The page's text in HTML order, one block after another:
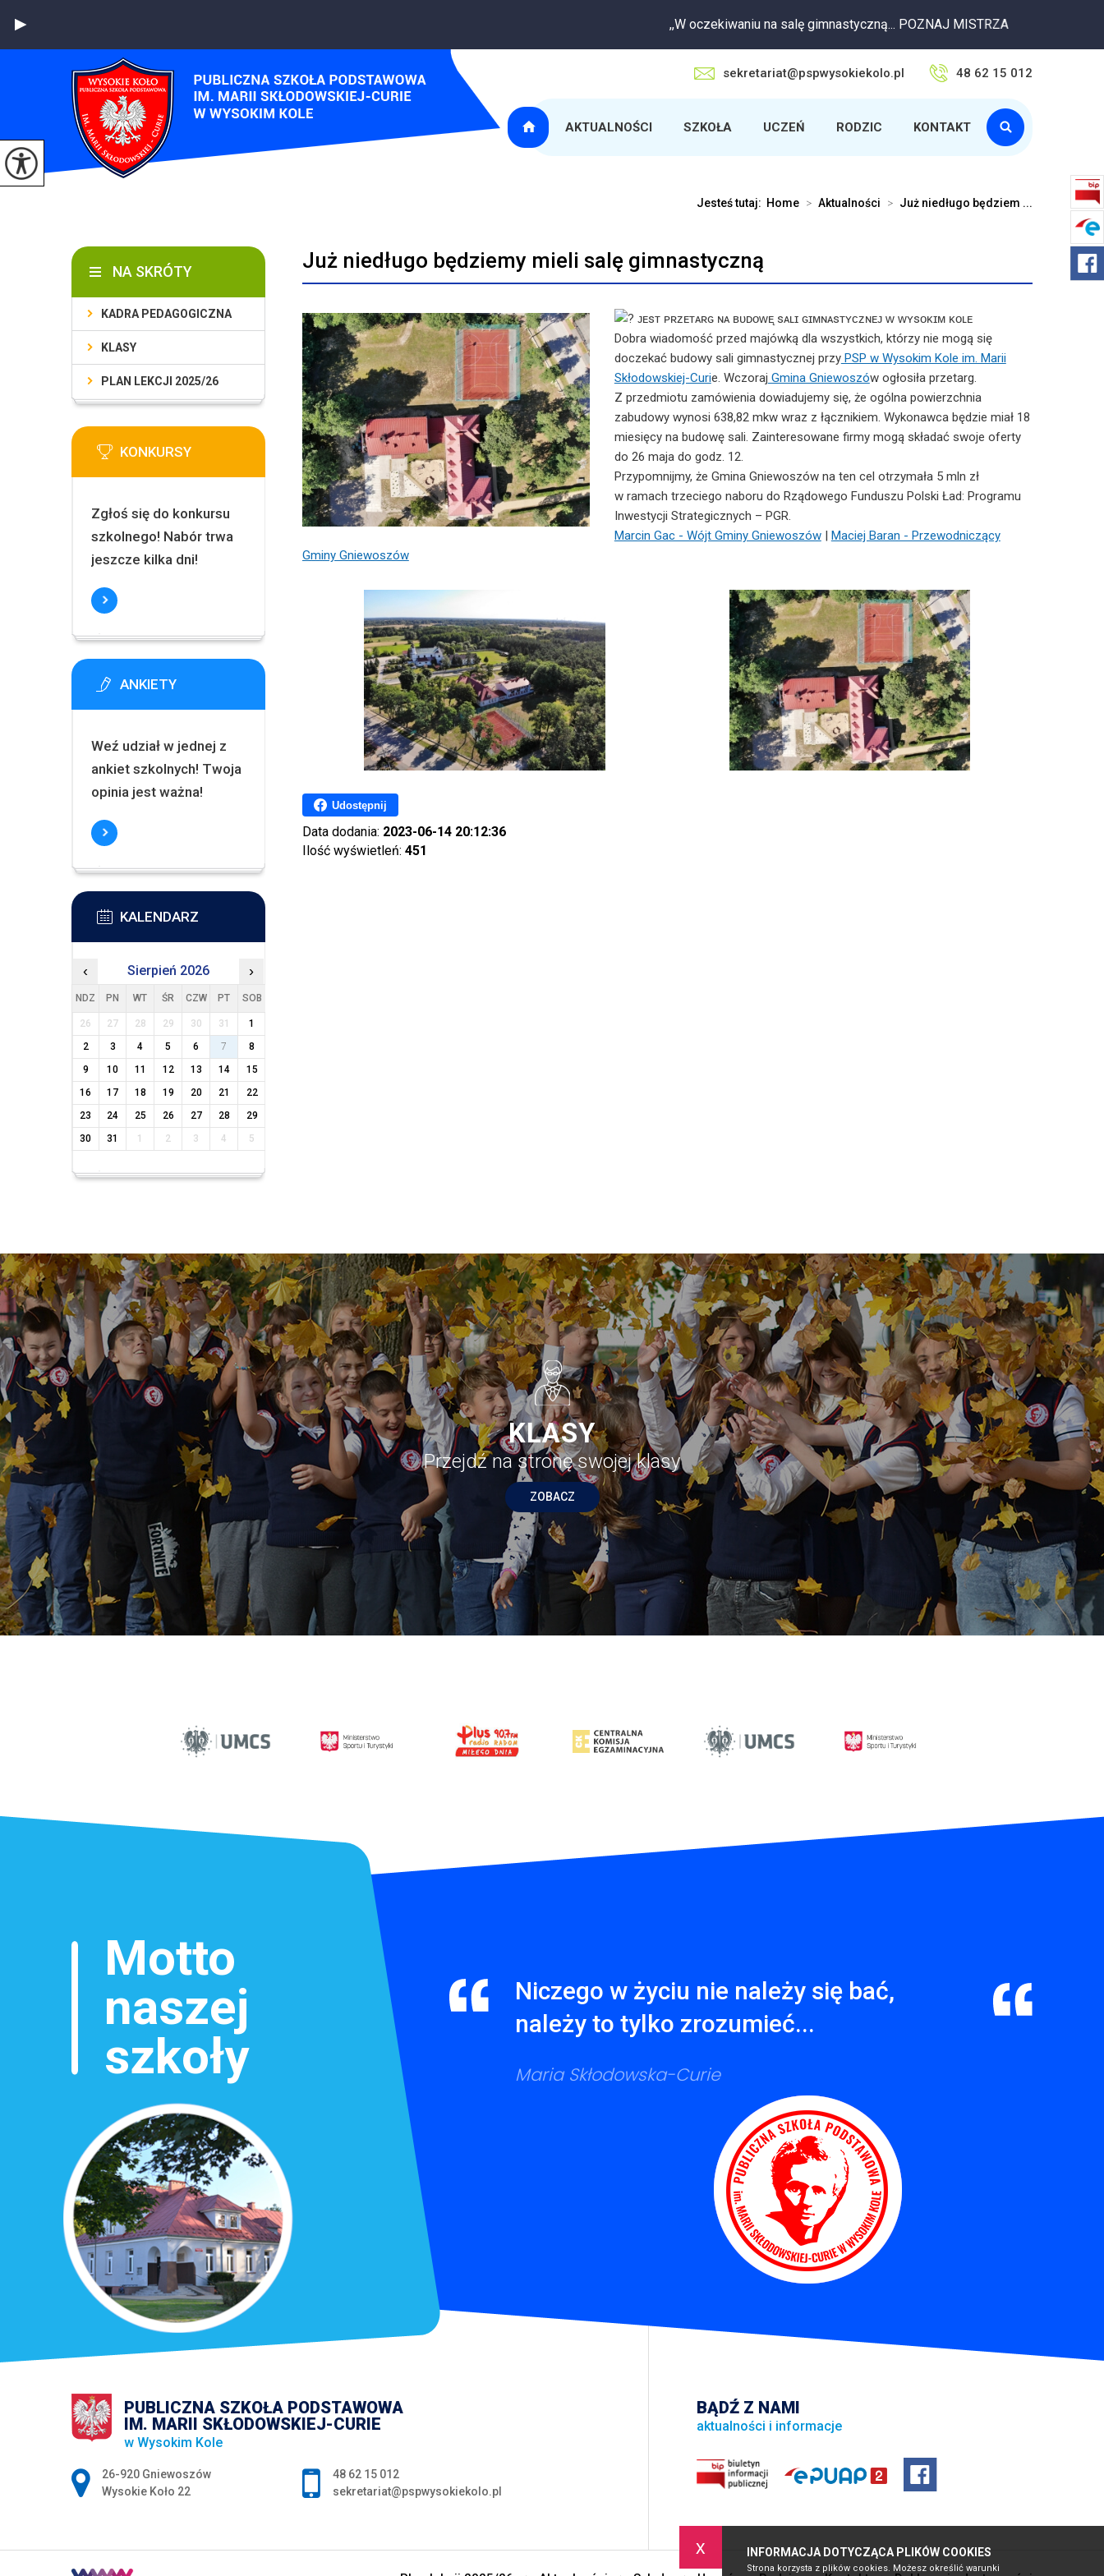
x INFORMACJA DOTYCZĄCA PLIKÓW COOKIES
Strona korzysta z plików cookies. Możesz określić warunki
,,W oczekiwaniu na salę gimnastyczną... POZNAJ MISTRZA
sekretariat@pspwysokiekolo.pl 48 62 15 012
AKTUALNOŚCI SZKOŁA UCZEŃ RODZIC KONTAKT
Jesteś tutaj: Home > Aktualności > Już niedługo będziem ...
Już niedługo będziemy mieli salę gimnastyczną
ᴊᴇsᴛ ᴘʀᴢᴇᴛᴀʀɢ ɴᴀ ʙᴜᴅᴏᴡᴇ̨ sᴀʟɪ ɢɪᴍɴᴀsᴛʏᴄᴢɴᴇᴊ ᴡ ᴡʏsᴏᴋɪᴍ ᴋᴏʟᴇ
Dobra wiadomość przed majówką dla wszystkich, którzy nie mogą się
doczekać budowy sali gimnastycznej przyPSP w Wysokim Kole im. Marii
Skłodowskiej-Curie. Wczoraj Gmina Gniewoszów ogłosiła przetarg.
Z przedmiotu zamówienia dowiadujemy się, że ogólna powierzchnia
zabudowy wynosi 638,82 mkw wraz z łącznikiem. Wykonawca będzie miał 18
miesięcy na budowę sali. Zainteresowane firmy mogą składać swoje oferty
do 26 maja do godz. 12.
Przypomnijmy, że Gmina Gniewoszów na ten cel otrzymała 5 mln zł
w ramach trzeciego naboru do Rządowego Funduszu Polski Ład: Programu
Inwestycji Strategicznych – PGR.
Marcin Gac - Wójt Gminy Gniewoszów| Maciej Baran - Przewodniczący
Gminy Gniewoszów
Udostępnij
Data dodania: 2023-06-14 20:12:36
Ilość wyświetleń: 451
NA SKRÓTY
KADRA PEDAGOGICZNA
KLASY
PLAN LEKCJI 2025/26
KONKURSY
Zgłoś się do konkursu
szkolnego! Nabór trwa
jeszcze kilka dni!
ANKIETY
Weź udział w jednej z
ankiet szkolnych! Twoja
opinia jest ważna!
KALENDARZ
‹ Sierpień 2026 ›
NDZ PN WT ŚR CZW PT SOB
26 27 28 29 30 31
1
2
3 4 5 6 7
8
9
10 11 12 13 14
15
16
17 18 19 20 21
22
23
24 25 26 27 28
29
30
31 1 2 3 4 5
KLASY
Przejdź na stronę swojej klasy
ZOBACZ
Niczego w życiu nie należy się bać,
należy to tylko zrozumieć...
Maria Skłodowska-Curie
PUBLICZNA SZKOŁA PODSTAWOWA
IM. MARII SKŁODOWSKIEJ-CURIE
w Wysokim Kole
Adres pocztowy:
26-920 Gniewoszów
Wysokie Koło 22
48 62 15 012
sekretariat@pspwysokiekolo.pl
BĄDŹ Z NAMI
aktualności i informacje